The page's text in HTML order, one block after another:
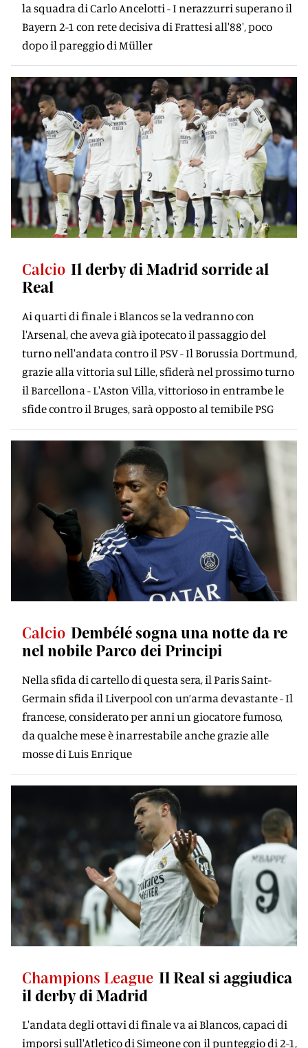
la squadra di Carlo Ancelotti - I nerazzurri superano il
Bayern 2-1 con rete decisiva di Frattesi all'88', poco
dopo il pareggio di Müller
Calcio Il derby di Madrid sorride al
Real
Ai quarti di finale i Blancos se la vedranno con
l'Arsenal, che aveva già ipotecato il passaggio del
turno nell'andata contro il PSV - Il Borussia Dortmund,
grazie alla vittoria sul Lille, sfiderà nel prossimo turno
il Barcellona - L'Aston Villa, vittorioso in entrambe le
sfide contro il Bruges, sarà opposto al temibile PSG
Calcio Dembélé sogna una notte da re
nel nobile Parco dei Principi
Nella sfida di cartello di questa sera, il Paris Saint-
Germain sfida il Liverpool con un’arma devastante - Il
francese, considerato per anni un giocatore fumoso,
da qualche mese è inarrestabile anche grazie alle
mosse di Luis Enrique
Champions League Il Real si aggiudica
il derby di Madrid
L'andata degli ottavi di finale va ai Blancos, capaci di
imporsi sull'Atletico di Simeone con il punteggio di 2-1,